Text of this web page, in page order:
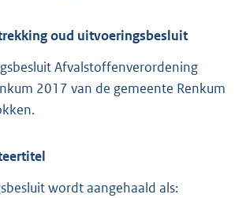
oud uitvoeringsbesluit
Afvalstoffenverordening
2017 van de gemeente Renkum
wordt aangehaald als: